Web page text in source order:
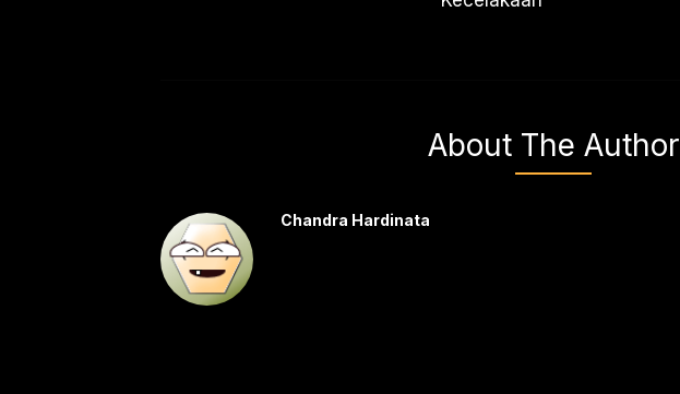
About The Author
Chandra Hardinata